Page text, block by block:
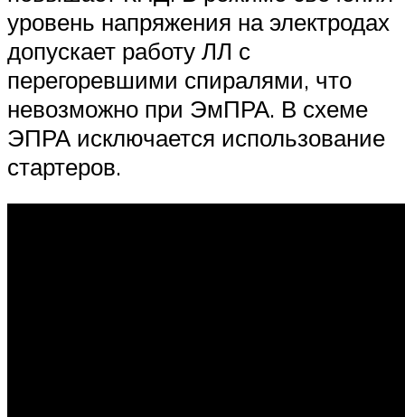
уровень напряжения на электродах
допускает работу ЛЛ с
перегоревшими спиралями, что
невозможно при ЭмПРА. В схеме
ЭПРА исключается использование
стартеров.